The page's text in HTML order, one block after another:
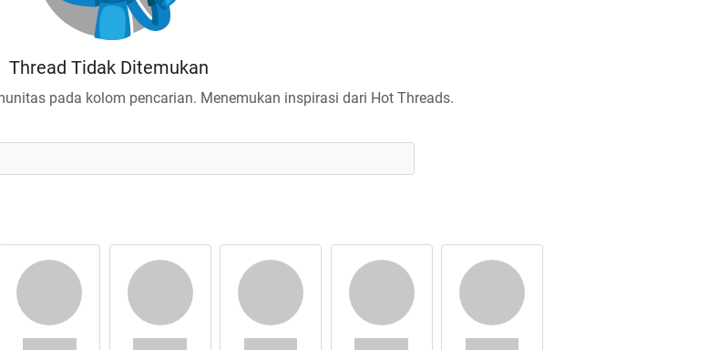
Thread Tidak Ditemukan
pada kolom pencarian. Menemukan inspirasi dari Hot Threads.